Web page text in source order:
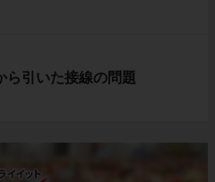
ら引いた接線の問題